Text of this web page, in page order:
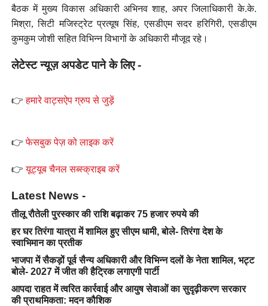
बैठक में मुख्य विकास अधिकारी अभिनव शाह, अपर जिलाधिकारी के.के.
मिश्रा, सिटी मजिस्ट्रेट प्रत्यूष सिंह, एसडीएम सदर हरिगिरी, एसडीएम
कुमकुम जोशी सहित विभिन्न विभागों के अधिकारी मौजूद रहे।
लेटेस्ट न्यूज़ अपडेट पाने के लिए -
👉हमारे वाट्सऐप ग्रुप से जुड़ें
👉फेसबुक पेज़ को लाइक करें
👉यूट्यूब चैनल सब्स्क्राइब करें
Latest News -
तीलू रौतेली पुरस्कार की राशि बढ़ाकर 75 हजार रुपये की
हर घर तिरंगा यात्रा में शामिल हुए सीएम धामी, बोले- तिरंगा देश के
स्वाभिमान का प्रतीक
भाजपा में सैकड़ों पूर्व सैन्य अधिकारी और विभिन्न दलों के नेता शामिल, भट्ट
बोले- 2027 में जीत की हैट्रिक लगाएगी पार्टी
आपदा राहत में त्वरित कार्रवाई और आयुष सेवाओं का सुदृढ़ीकरण सरकार
की प्राथमिकता: मदन कौशिक